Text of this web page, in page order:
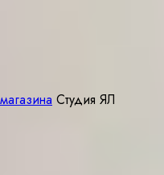
Студия ЯЛ